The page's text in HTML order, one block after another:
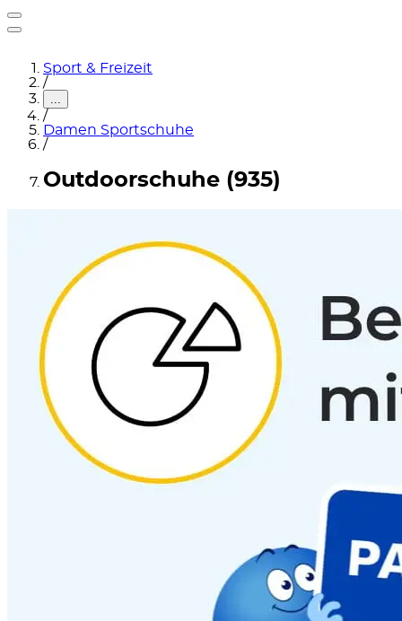
Sport & Freizeit
/
...
/
Damen Sportschuhe
/
Outdoorschuhe (935)